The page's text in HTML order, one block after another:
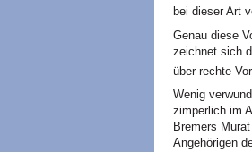
bei dieser Art
Genau diese
zeichnet sich
über rechte
Wenig
zimperlich im
Bremers
Angehörigen